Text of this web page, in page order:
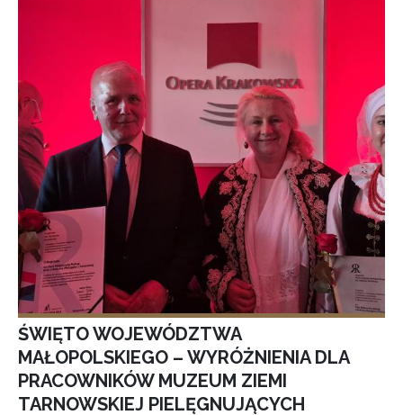
ŚWIĘTO WOJEWÓDZTWA
MAŁOPOLSKIEGO – WYRÓŻNIENIA DLA
PRACOWNIKÓW MUZEUM ZIEMI
TARNOWSKIEJ PIELĘGNUJĄCYCH